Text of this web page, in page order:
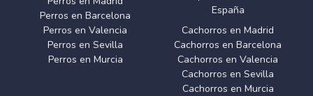
Perros en Barcelona
Perros en Valencia
Perros en Sevilla
Perros en Murcia
España
Cachorros en Madrid
Cachorros en Barcelona
Cachorros en Valencia
Cachorros en Sevilla
Cachorros en Murcia